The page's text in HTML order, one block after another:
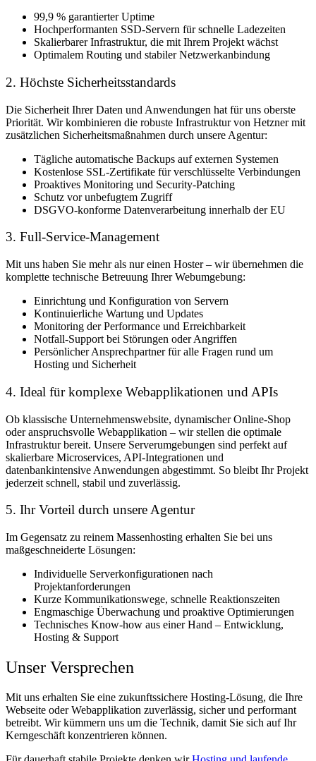
99,9 % garantierter Uptime
Hochperformanten SSD-Servern für schnelle Ladezeiten
Skalierbarer Infrastruktur, die mit Ihrem Projekt wächst
Optimalem Routing und stabiler Netzwerkanbindung
2. Höchste Sicherheitsstandards
Die Sicherheit Ihrer Daten und Anwendungen hat für uns oberste
Priorität. Wir kombinieren die robuste Infrastruktur von Hetzner mit
zusätzlichen Sicherheitsmaßnahmen durch unsere Agentur:
Tägliche automatische Backups auf externen Systemen
Kostenlose SSL-Zertifikate für verschlüsselte Verbindungen
Proaktives Monitoring und Security-Patching
Schutz vor unbefugtem Zugriff
DSGVO-konforme Datenverarbeitung innerhalb der EU
3. Full-Service-Management
Mit uns haben Sie mehr als nur einen Hoster – wir übernehmen die
komplette technische Betreuung Ihrer Webumgebung:
Einrichtung und Konfiguration von Servern
Kontinuierliche Wartung und Updates
Monitoring der Performance und Erreichbarkeit
Notfall-Support bei Störungen oder Angriffen
Persönlicher Ansprechpartner für alle Fragen rund um
Hosting und Sicherheit
4. Ideal für komplexe Webapplikationen und APIs
Ob klassische Unternehmenswebsite, dynamischer Online-Shop
oder anspruchsvolle Webapplikation – wir stellen die optimale
Infrastruktur bereit. Unsere Serverumgebungen sind perfekt auf
skalierbare Microservices, API-Integrationen und
datenbankintensive Anwendungen abgestimmt. So bleibt Ihr Projekt
jederzeit schnell, stabil und zuverlässig.
5. Ihr Vorteil durch unsere Agentur
Im Gegensatz zu reinem Massenhosting erhalten Sie bei uns
maßgeschneiderte Lösungen:
Individuelle Serverkonfigurationen nach
Projektanforderungen
Kurze Kommunikationswege, schnelle Reaktionszeiten
Engmaschige Überwachung und proaktive Optimierungen
Technisches Know-how aus einer Hand – Entwicklung,
Hosting & Support
Unser Versprechen
Mit uns erhalten Sie eine zukunftssichere Hosting-Lösung, die Ihre
Webseite oder Webapplikation zuverlässig, sicher und performant
betreibt. Wir kümmern uns um die Technik, damit Sie sich auf Ihr
Kerngeschäft konzentrieren können.